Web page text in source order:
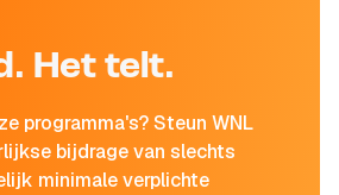
Het telt.
programma's? Steun WNL
bijdrage van slechts
minimale verplichte